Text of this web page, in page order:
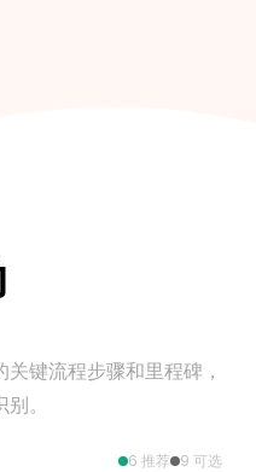
过识别同一case的重
得出的。例如，标记
false
以确保理赔案件首次
结案。
的流程失败，突出提
决率的机会。
通常在用户在系统中执
键流程步骤和里程碑，
。
6 推荐 9 可选